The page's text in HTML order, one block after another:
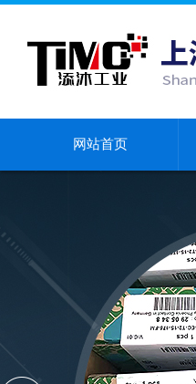
网站首页